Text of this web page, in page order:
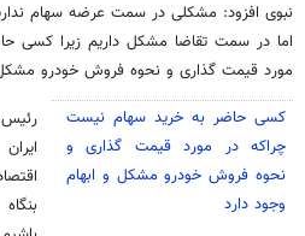
نبوی افزود: مشکلی در سمت عرضه سهام
اما در سمت تقاضا مشکل داریم زیرا کسی
مورد قیمت گذاری و نحوه فروش خودرو مشکل
کسی حاضر به خرید سهام نیست
چراکه در مورد قیمت گذاری و
نحوه فروش خودرو مشکل و ابهام
وجود دارد